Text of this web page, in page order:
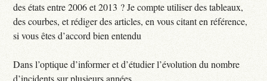
des états entre 2006 et 2013 ? Je compte utiliser des tableaux,
des courbes, et rédiger des articles, en vous citant en référence,
si vous êtes d’accord bien entendu
Dans l’optique d’informer et d’étudier l’évolution du nombre
d’incidents sur plusieurs années